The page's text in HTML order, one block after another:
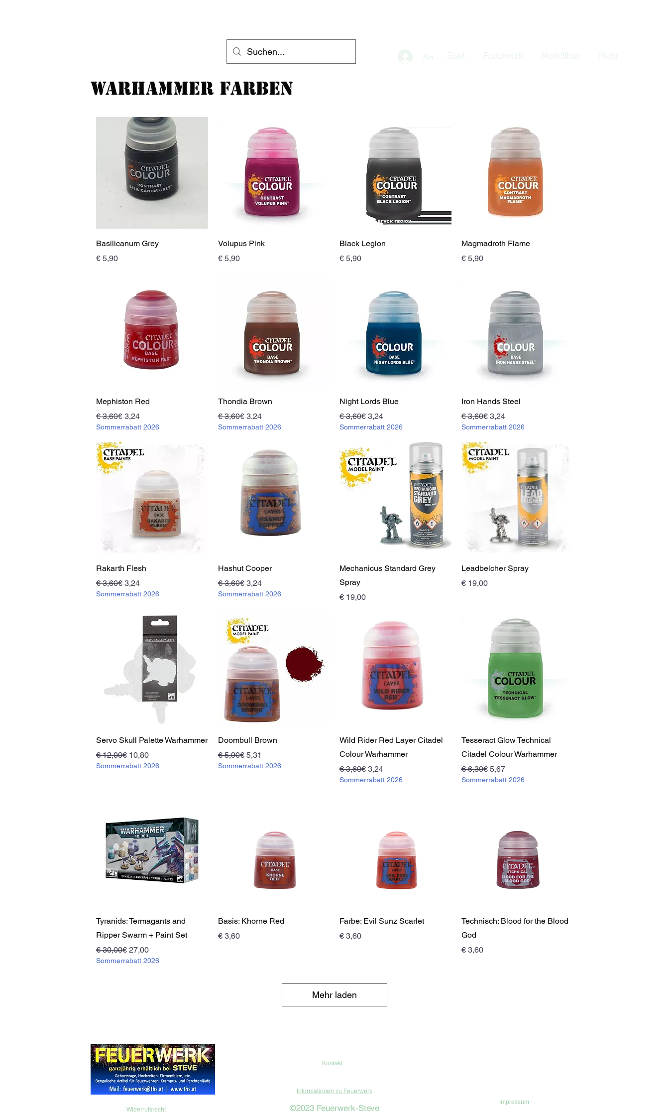
Warhammer Farben
Schnellansicht
Basilicanum Grey
Preis
€ 5,90
Schnellansicht
Volupus Pink
Preis
€ 5,90
Schnellansicht
Black Legion
Preis
€ 5,90
Schnellansicht
Magmadroth Flame
Preis
€ 5,90
Schnellansicht
Mephiston Red
Standardpreis
€ 3,60
Sale-Preis
€ 3,24
Sommerrabatt 2026
Schnellansicht
Thondia Brown
Standardpreis
€ 3,60
Sale-Preis
€ 3,24
Sommerrabatt 2026
Schnellansicht
Night Lords Blue
Standardpreis
€ 3,60
Sale-Preis
€ 3,24
Sommerrabatt 2026
Schnellansicht
Iron Hands Steel
Standardpreis
€ 3,60
Sale-Preis
€ 3,24
Sommerrabatt 2026
Schnellansicht
Rakarth Flesh
Standardpreis
€ 3,60
Sale-Preis
€ 3,24
Sommerrabatt 2026
Schnellansicht
Hashut Cooper
Standardpreis
€ 3,60
Sale-Preis
€ 3,24
Sommerrabatt 2026
Schnellansicht
Mechanicus Standard Grey
Spray
Preis
€ 19,00
Schnellansicht
Leadbelcher Spray
Preis
€ 19,00
Schnellansicht
Servo Skull Palette Warhammer
Standardpreis
€ 12,00
Sale-Preis€ 10,80
Sommerrabatt 2026
Schnellansicht
Doombull Brown
Standardpreis
€ 5,90
Sale-Preis
€ 5,31
Sommerrabatt 2026
Schnellansicht
Wild Rider Red Layer Citadel
Colour Warhammer
Standardpreis
€ 3,60
Sale-Preis
€ 3,24
Sommerrabatt 2026
Schnellansicht
Tesseract Glow Technical
Citadel Colour Warhammer
Standardpreis
€ 6,30
Sale-Preis
€ 5,67
Sommerrabatt 2026
Schnellansicht
Tyranids: Termagants and
Ripper Swarm + Paint Set
Standardpreis
€ 30,00
Sale-Preis€ 27,00
Sommerrabatt 2026
Schnellansicht
Basis: Khorne Red
Preis
€ 3,60
Schnellansicht
Farbe: Evil Sunz Scarlet
Preis
€ 3,60
Schnellansicht
Technisch: Blood for the Blood
God
Preis
€ 3,60
Mehr laden
Widerrufsrecht
Kontakt
Informationen zu Feuerwerk
©2023 Feuerwerk-Steve
Impressum